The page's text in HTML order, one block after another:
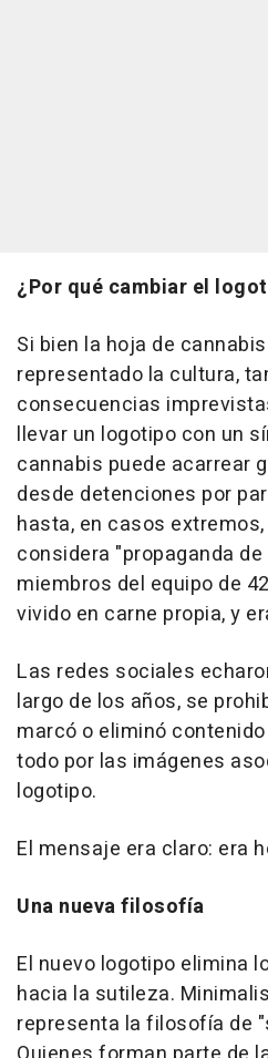
¿Por qué cambiar el
Si bien la hoja de
representado la cultura,
consecuencias
llevar un logotipo con un
cannabis puede acarrear
desde detenciones por
hasta, en casos
considera "propaganda
miembros del equipo de
vivido en carne propia, y
Las redes sociales
largo de los años, se
marcó o eliminó
todo por las imágenes
logotipo.
El mensaje era claro: era
Una nueva filosofía
El nuevo logotipo elimina
hacia la sutileza.
representa la filosofía de